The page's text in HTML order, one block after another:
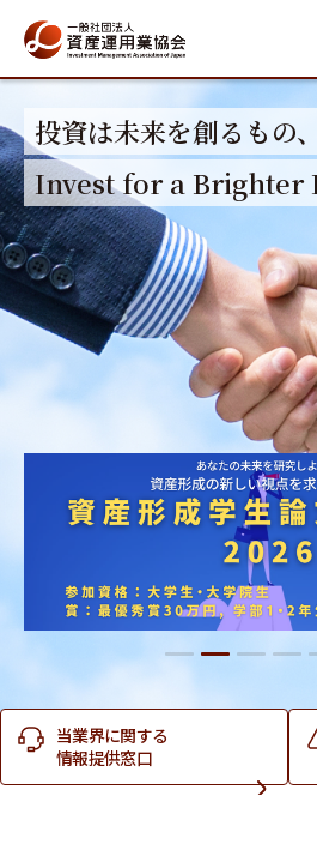
投資は未来を創るもの、
Invest for a Brighter
当業界に関する
情報提供窓口